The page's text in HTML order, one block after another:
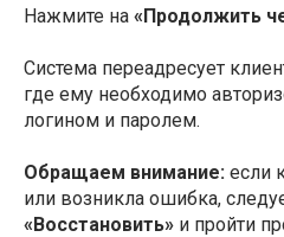
Нажмите на «Продолжить
Система переадресует
где ему необходимо
логином и паролем.
Обращаем внимание: если
или возникла ошибка,
«Восстановить» и пройти